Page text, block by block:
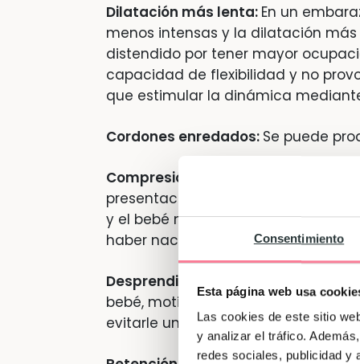
Consentimiento
Esta página web usa
Las cookies de este sitio
y analizar el tráfico.
redes sociales, publicidad y
Dilatación más lenta: En un
menos intensas y la dilatación
distendido por tener mayor
capacidad de flexibilidad y no
que estimular la dinámica
Cordones enredados: Se puede
Compresión- Prolapso de cordón:
presentación del segundo bebé
y el bebé no reciba suficiente
haber nacido (prolapso).
Desprendimiento de la placenta:
bebé, motivo por el cual hay que
evitarle un sufrimiento fetal.